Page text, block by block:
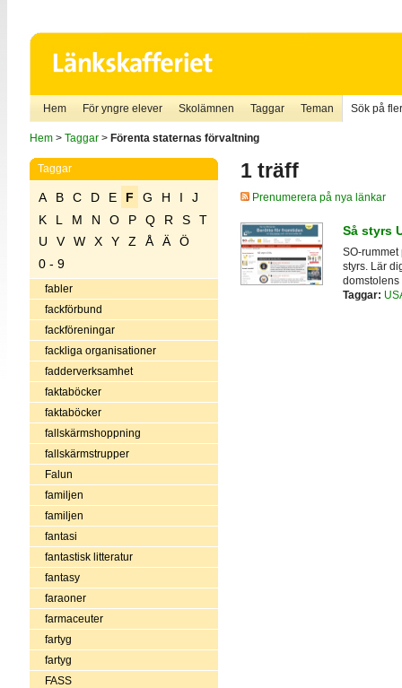
Hem För yngre elever Skolämnen Taggar Teman Sök på
Hem> Taggar> Förenta staternas förvaltning
Taggar
A B C D E F G H I
J
K
L M N O P Q R S
T
U
V W X Y Z Å Ä
Ö
0 - 9
fabler
fackförbund
fackföreningar
fackliga organisationer
fadderverksamhet
faktaböcker
faktaböcker
fallskärmshoppning
fallskärmstrupper
Falun
familjen
familjen
fantasi
fantastisk litteratur
fantasy
faraoner
farmaceuter
fartyg
fartyg
FASS
1 träff
Prenumerera på nya länkar
Så styrs
SO-
styrs. Lär
domstolens
Taggar: